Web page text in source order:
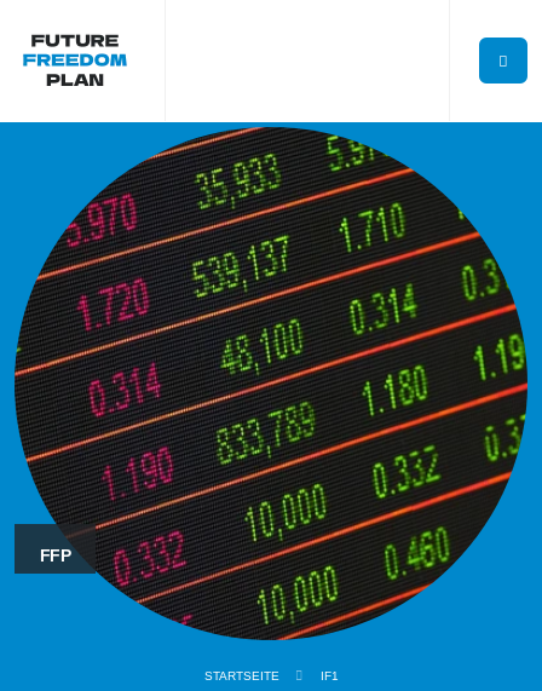
FFP
STARTSEITE IF1